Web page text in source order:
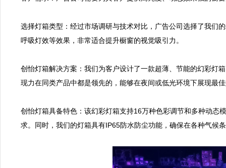
选择灯箱类型：经过市场调研与技术对比，广告公司选择了我们
呼吸灯效等效果，非常适合提升橱窗的视觉吸引力。
创怡灯箱解决方案：我们为客户设计了一款超薄、节能的幻彩灯
现力在同类产品中都是领先的，能够在夜间或低光环境下展现最
创怡灯箱具备特色：该幻彩灯箱支持16万种色彩调节和多种动态
求。同时，我们的灯箱具有IP65防水防尘功能，确保在各种气候